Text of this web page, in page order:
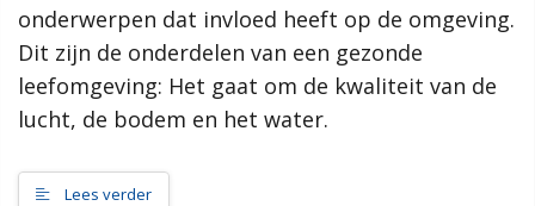
samenleving, dan werkt de gemeente Scherpenzeel graag mee
aan jouw initiatief!”
Meer informatie
Proces MeetUps
onderwerpen dat invloed heeft op de omgeving.
Dit zijn de onderdelen van een gezonde
leefomgeving: Het gaat om de kwaliteit van de
lucht, de bodem en het water.
Lees verder